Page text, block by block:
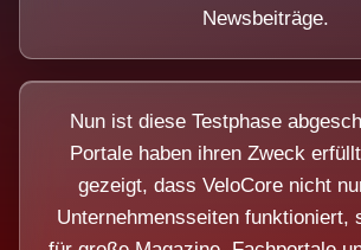
Newsbeiträge.
Nun ist diese Testphase
Portale haben ihren Zweck
gezeigt, dass VeloCore nicht
Unternehmensseiten funktioniert,